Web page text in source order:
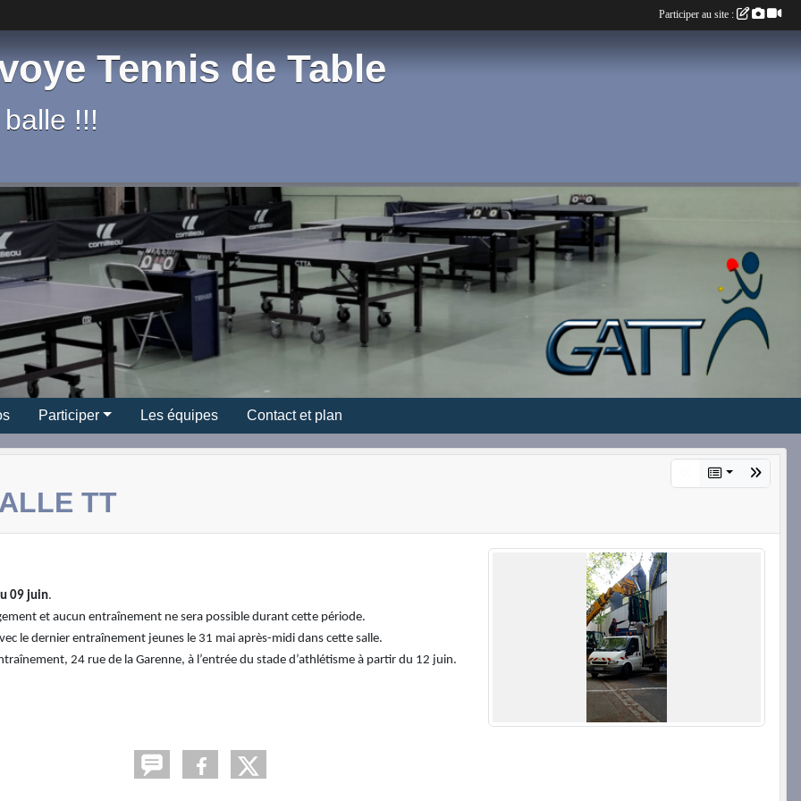
Tennis de Table
!!!
Participer Les équipes Contact et plan
TT
09 juin.
et aucun entraînement ne sera possible durant cette période.
le dernier entraînement jeunes le 31 mai après-midi dans cette salle.
24 rue de la Garenne, à l’entrée du stade d’athlétisme à partir du 12 juin.
Participer au site :